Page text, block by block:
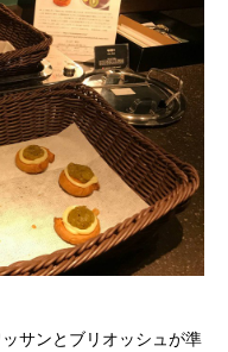
サンとブリオッシュが準